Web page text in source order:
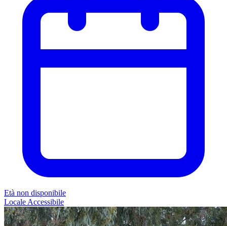
Età non disponibile
Locale Accessibile